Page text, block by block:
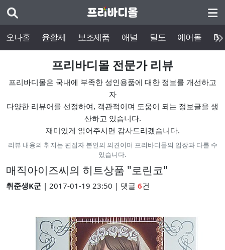
오나홀 윤활제 보조제품 애널 딜도 에어돌
프리바디몰 전문가 리뷰
프리바디몰은 국내에 부족한 성인용품에 대한 정보를 개선하고
자
다양한 리뷰어를 선정하여, 객관적이며 도움이 되는 정보글을 생
산하고 있습니다.
재미있게 읽어주시면 감사드리겠습니다.
리뷰 내용의 취지는 편집자 본인의 의견이며 프리바디몰의 입장과 다를 수
있습니다.
매직아이즈씨의 히트상품 "로린코"
취준생K군 | 2017-01-19 23:50 | 댓글 6건